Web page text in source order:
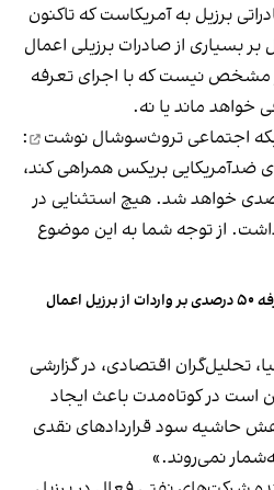
برزیل به آمریکاست که تاکنون
امسال بر بسیاری از صادرات برزیلی اعمال
نیست که با اجرای تعرفه
نوشت
:
بریکس همراهی کند،
تعرفه‌ اضافی ۱۰ درصدی خواهد شد. هیچ استثنایی در
از توجه شما به این موضوع
ترامپ تعرفه ۵۰ درصدی بر واردات از برزیل اعمال
تحلیل‌گران اقتصادی، در گزارشی
است در کوتاه‌مدت باعث ایجاد
حاشیه سود قراردادهای نقدی
نمی‌روند.»